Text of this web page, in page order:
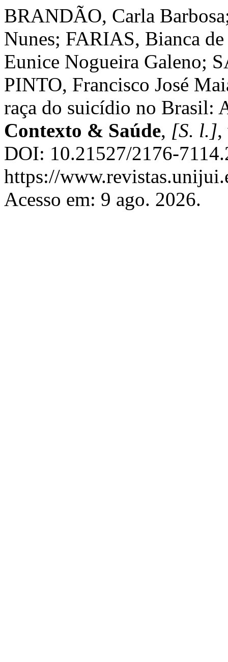
BRANDÃO, Carla
Nunes; FARIAS, Bianca
Eunice Nogueira Galeno;
PINTO, Francisco José
raça do suicídio no Brasil:
Contexto & Saúde, [S. l.],
DOI: 10.21527/2176-
https://
Acesso em: 9 ago. 2026.